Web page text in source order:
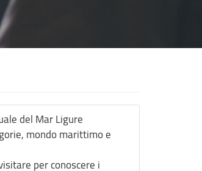
del Mar Ligure
mondo marittimo e
per conoscere i